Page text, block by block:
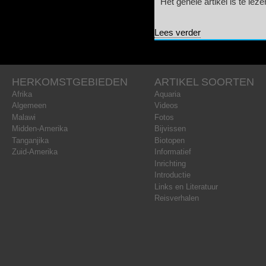
Lees verder
Cichlidae
HERKOMSTGEBIEDEN
Afrika
Algemeen
Malawi
Midden-Amerika
Tanganjika
Zuid-Amerika
ARTIKEL SOORTEN
Aquaria
Videos
Fotos
Bijvissen
Biotopen
Informatief
Inrichting
Introductie
Links en Literatuur
Reisverhalen